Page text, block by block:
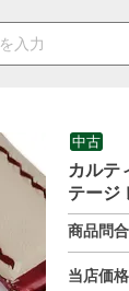
中古
カルテ
テージ
商品問
当店価格